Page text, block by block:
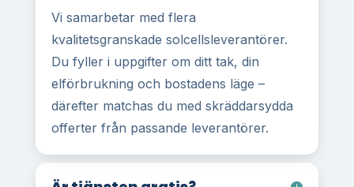
Vi samarbetar med flera
kvalitetsgranskade solcellsleverantörer.
Du fyller i uppgifter om ditt tak, din
elförbrukning och bostadens läge –
därefter matchas du med skräddarsydda
offerter från passande leverantörer.